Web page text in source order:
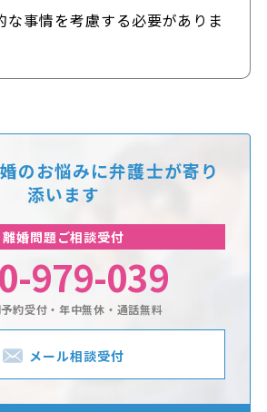
な事情を考慮する必要がありま
のお悩みに弁護士が寄り
添います
離婚問題ご相談受付
979-039
約受付・年中無休・通話無料
メール相談受付